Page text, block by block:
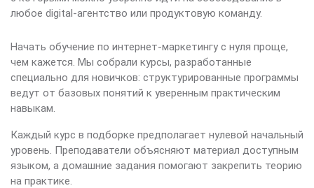
любое digital-агентство или продуктовую команду.
Начать обучение по интернет-маркетингу с нуля проще,
чем кажется. Мы собрали курсы, разработанные
специально для новичков: структурированные программы
ведут от базовых понятий к уверенным практическим
навыкам.
Каждый курс в подборке предполагает нулевой начальный
уровень. Преподаватели объясняют материал доступным
языком, а домашние задания помогают закрепить теорию
на практике.